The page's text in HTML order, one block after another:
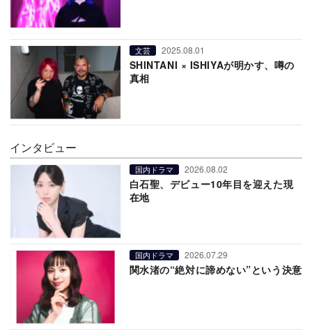
文芸 2025.08.01
SHINTANI × ISHIYAが明かす、噂の
真相
インタビュー
国内ドラマ 2026.08.02
白石聖、デビュー10年目を迎えた現
在地
国内ドラマ 2026.07.29
関水渚の“絶対に諦めない”という決意